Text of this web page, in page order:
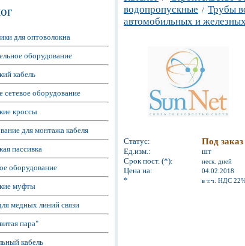
для оптоволокна
оборудование
кабель
сетевое оборудование
кроссы
для монтажа кабеля
пассивка
оборудование
муфты
медных линий связи
пара"
кабель
водопропускные / Трубы
автомобильных и
Статус: Под заказ
Ед.изм.:
шт
Срок пост. (*):
неск. дней
Цена на: 04.02.2018
* в т.ч. НДС